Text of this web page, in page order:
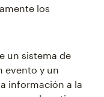
los
un sistema de
evento y un
información a la